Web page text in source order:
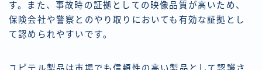
す。また、事故時の証拠としての映像品質が高いため、
保険会社や警察とのやり取りにおいても有効な証拠とし
て認められやすいです。